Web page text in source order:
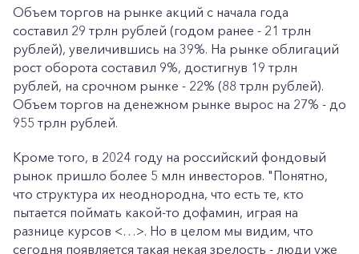
Объем торгов на рынке акций с начала года
составил 29 трлн рублей (годом ранее - 21 трлн
рублей), увеличившись на 39%. На рынке облигаций
рост оборота составил 9%, достигнув 19 трлн
рублей, на срочном рынке - 22% (88 трлн рублей).
Объем торгов на денежном рынке вырос на 27% - до
955 трлн рублей.
Кроме того, в 2024 году на российский фондовый
рынок пришло более 5 млн инвесторов. "Понятно,
что структура их неоднородна, что есть те, кто
пытается поймать какой-то дофамин, играя на
разнице курсов <…>. Но в целом мы видим, что
сегодня появляется такая некая зрелость - люди уже